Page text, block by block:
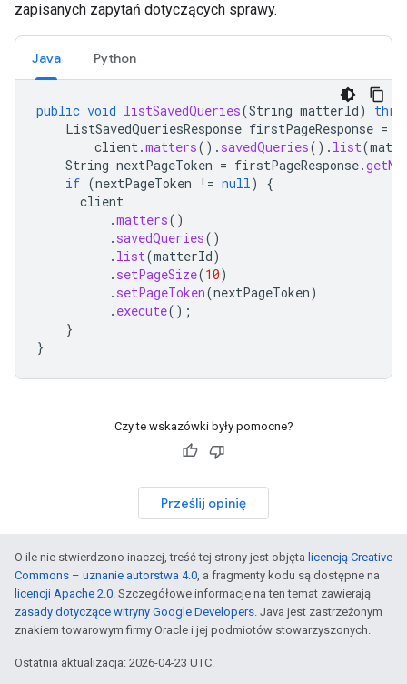
zapisanych zapytań dotyczących sprawy.
Java Python
public void listSavedQueries(String matterId)
ListSavedQueriesResponse firstPageResponse =
client.matters(). savedQueries(). list(
String nextPageToken = firstPageResponse.
if (nextPageToken != null)
{
client
.matters()
. savedQueries()
. list(matterId)
. setPageSize(10)
. setPageToken(nextPageToken)
. execute();
}
}
Czy te wskazówki były pomocne?
Prześlij opinię
O ile nie stwierdzono inaczej, treść tej strony jest objęta licencją Creative
Commons – uznanie autorstwa 4.0, a fragmenty kodu są dostępne na
licencji Apache 2.0. Szczegółowe informacje na ten temat zawierają
zasady dotyczące witryny Google Developers. Java jest zastrzeżonym
znakiem towarowym firmy Oracle i jej podmiotów stowarzyszonych.
Ostatnia aktualizacja: 2026-04-23 UTC.